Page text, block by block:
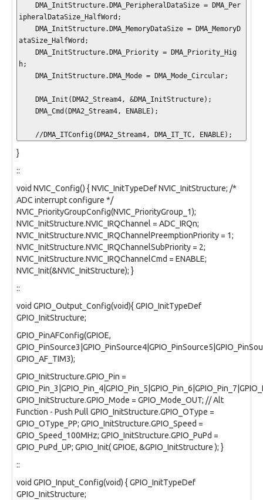
ipheralDataSize_HalfWord;
ataSize_HalfWord;
h;
    //DMA_ITConfig(DMA2_Stream4, DMA_IT_TC, ENABLE);
}
::
void NVIC_Config() { NVIC_InitTypeDef NVIC_InitStructure; /*
ADC interrupt configure */
NVIC_PriorityGroupConfig(NVIC_PriorityGroup_1);
NVIC_InitStructure.NVIC_IRQChannel = ADC_IRQn;
NVIC_InitStructure.NVIC_IRQChannelPreemptionPriority = 1;
NVIC_InitStructure.NVIC_IRQChannelSubPriority = 2;
NVIC_InitStructure.NVIC_IRQChannelCmd = ENABLE;
NVIC_Init(&NVIC_InitStructure); }
::
void GPIO_Output_Config(void){ GPIO_InitTypeDef
GPIO_InitStructure;
GPIO_PinAFConfig(GPIOE,
GPIO_AF_TIM3);
GPIO_InitStructure.GPIO_Pin =
GPIO_InitStructure.GPIO_Mode = GPIO_Mode_OUT; // Alt
Function - Push Pull GPIO_InitStructure.GPIO_OType =
GPIO_OType_PP; GPIO_InitStructure.GPIO_Speed =
GPIO_Speed_100MHz; GPIO_InitStructure.GPIO_PuPd =
GPIO_PuPd_UP; GPIO_Init( GPIOE, &GPIO_InitStructure ); }
::
void GPIO_Input_Config(void) { GPIO_InitTypeDef
GPIO_InitStructure;